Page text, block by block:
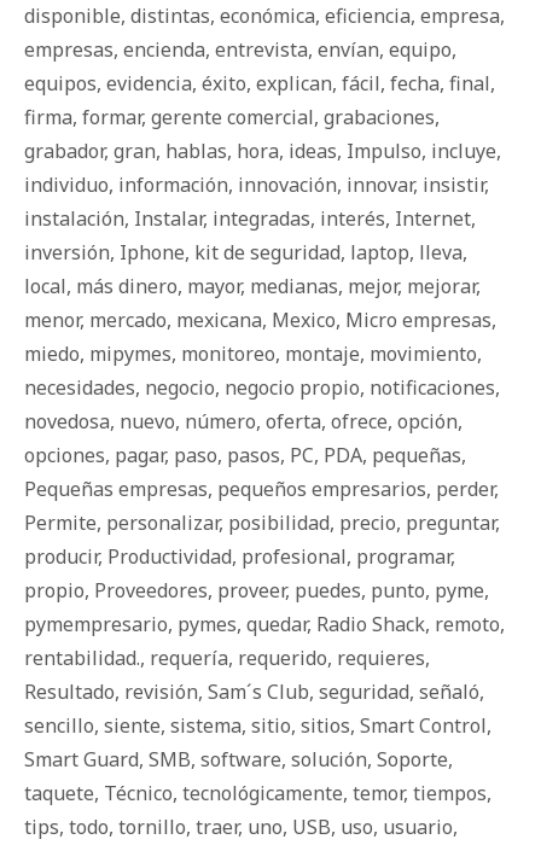
disponible, distintas, económica, eficiencia, empresa,
empresas, encienda, entrevista, envían, equipo,
equipos, evidencia, éxito, explican, fácil, fecha, final,
firma, formar, gerente comercial, grabaciones,
grabador, gran, hablas, hora, ideas, Impulso, incluye,
individuo, información, innovación, innovar, insistir,
instalación, Instalar, integradas, interés, Internet,
inversión, Iphone, kit de seguridad, laptop, lleva,
local, más dinero, mayor, medianas, mejor, mejorar,
menor, mercado, mexicana, Mexico, Micro empresas,
miedo, mipymes, monitoreo, montaje, movimiento,
necesidades, negocio, negocio propio, notificaciones,
novedosa, nuevo, número, oferta, ofrece, opción,
opciones, pagar, paso, pasos, PC, PDA, pequeñas,
Pequeñas empresas, pequeños empresarios, perder,
Permite, personalizar, posibilidad, precio, preguntar,
producir, Productividad, profesional, programar,
propio, Proveedores, proveer, puedes, punto, pyme,
pymempresario, pymes, quedar, Radio Shack, remoto,
rentabilidad., requería, requerido, requieres,
Resultado, revisión, Sam´s Club, seguridad, señaló,
sencillo, siente, sistema, sitio, sitios, Smart Control,
Smart Guard, SMB, software, solución, Soporte,
taquete, Técnico, tecnológicamente, temor, tiempos,
tips, todo, tornillo, traer, uno, USB, uso, usuario,